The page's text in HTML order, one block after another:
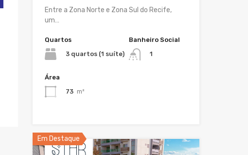
Entre a Zona Norte e Zona Sul do Recife,
um…
Quartos
3 quartos (1 suíte)
Banheiro Social
1
Área
73 m²
Em Destaque